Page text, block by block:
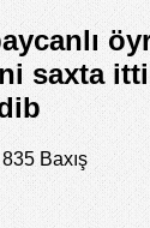
saxta
835 Baxış